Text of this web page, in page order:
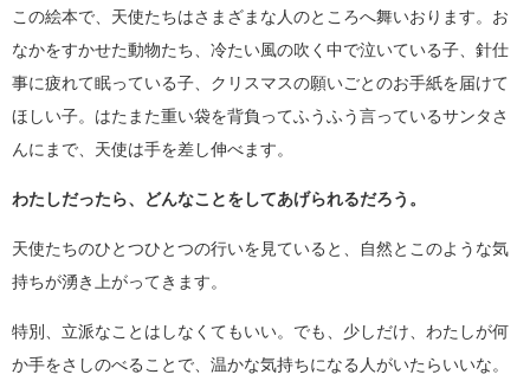
この絵本で、天使たちはさまざまな人のところへ舞いおります。お
なかをすかせた動物たち、冷たい風の吹く中で泣いている子、針仕
事に疲れて眠っている子、クリスマスの願いごとのお手紙を届けて
ほしい子。はたまた重い袋を背負ってふうふう言っているサンタさ
んにまで、天使は手を差し伸べます。
わたしだったら、どんなことをしてあげられるだろう。
天使たちのひとつひとつの行いを見ていると、自然とこのような気
持ちが湧き上がってきます。
特別、立派なことはしなくてもいい。でも、少しだけ、わたしが何
か手をさしのべることで、温かな気持ちになる人がいたらいいな。